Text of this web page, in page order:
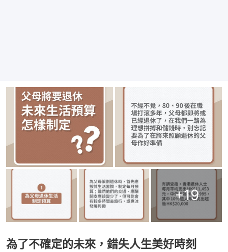
+19
為了不確定的未來，錯失人生美好時刻